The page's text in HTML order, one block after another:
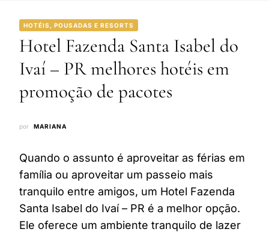
HOTÉIS, POUSADAS E RESORTS
Hotel Fazenda Santa Isabel do
Ivaí – PR melhores hotéis em
promoção de pacotes
por MARIANA
Quando o assunto é aproveitar as férias em
família ou aproveitar um passeio mais
tranquilo entre amigos, um Hotel Fazenda
Santa Isabel do Ivaí – PR é a melhor opção.
Ele oferece um ambiente tranquilo de lazer